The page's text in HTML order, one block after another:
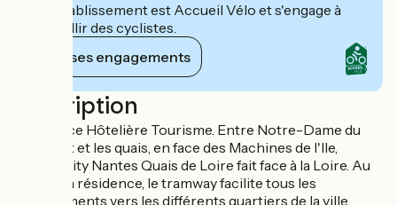
Cet établissement est Accueil Vélo et s'engage à
accueillir des cyclistes.
Voir ses engagements
Description
Résidence Hôtelière Tourisme. Entre Notre-Dame du
Bon Port et les quais, en face des Machines de l'Ile,
Appart’City Nantes Quais de Loire fait face à la Loire. Au
pied de la résidence, le tramway facilite tous les
déplacements vers les différents quartiers de la ville.